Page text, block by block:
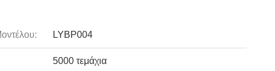
LYBP004
5000 τεμάχια